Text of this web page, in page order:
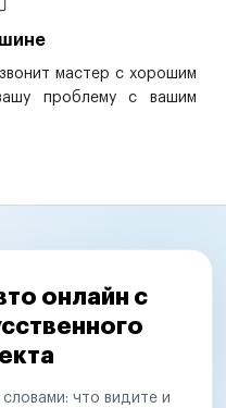
мастер с хорошим
проблему с вашим
онлайн с
что видите и